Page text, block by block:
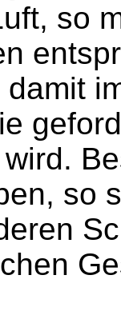
so
so